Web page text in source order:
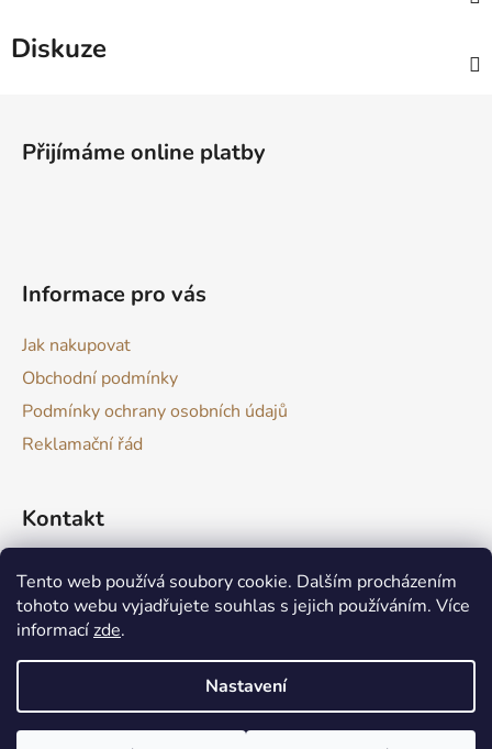
Tento web používá soubory cookie. Dalším procházením
tohoto webu vyjadřujete souhlas s jejich používáním. Více
informacízde.
Nastavení
Produkt není skladem? Nic se neděje :) Aktuálně zvládám výrobu
Diskuze
Přijímáme online platby
Informace pro vás
Jak nakupovat
Obchodní podmínky
Podmínky ochrany osobních údajů
Reklamační řád
Kontakt
drevokazuv @gmail.com
Vytvořil Shoptet